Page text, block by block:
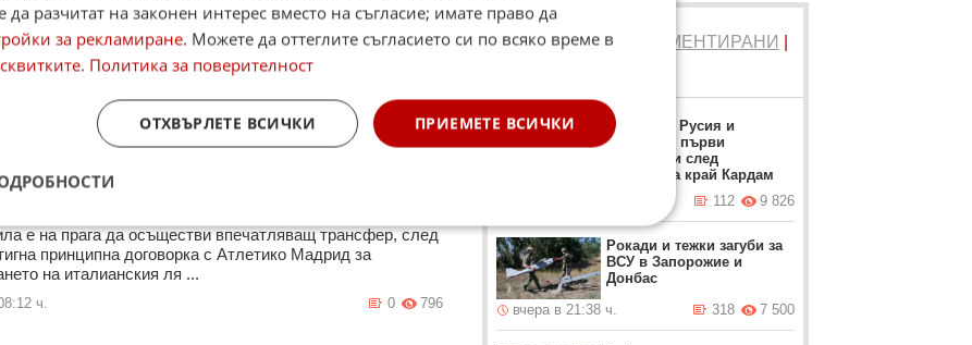
талант Валери Владимиров отново на
Милан при тежко поражение от Челси в
с 0:3 на Челси в контролна среща играна в
Лондонският тим демонстрира класа и ефективност,
шанс на "росонери ...
1 247
е на прага да осъществи впечатляващ трансфер, след
принципна договорка с Атлетико Мадрид за
на италианския ля ...
ч. 796
0
ТОП 5ЧЕТЕНИ КОМЕНТИРАНИ
Румъния, Русия и
Украйна с първи
коментари след
инцидента край Кардам
9 826
112
Рокади и тежки загуби за
ВСУ в Запорожие и
Донбас
вчера в 21:38 ч.
7 500
318
разчитат на законен интерес вместо на съгласие; имате право да
за рекламиране. Можете да оттеглите съгласието си по всяко време в
. Политика за поверителност
ПРИЕМЕТЕ ВСИЧКИ
ОТХВЪРЛЕТЕ ВСИЧКИ